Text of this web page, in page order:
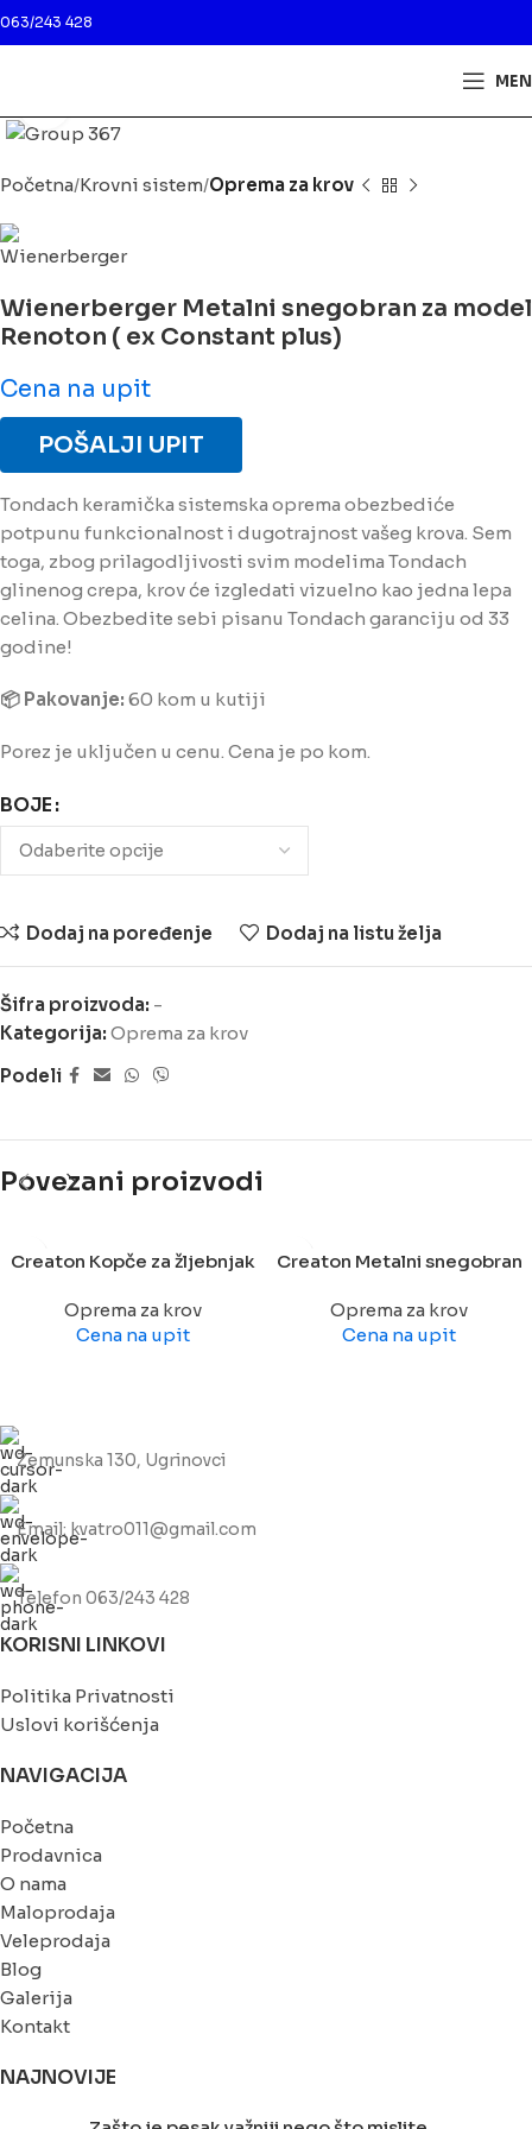
063/243 428
Početna Krovni sistem Oprema za krov
Wienerberger Metalni snegobran za model
Renoton ( ex Constant plus)
Cena na upit
POŠALJI UPIT
Tondach keramička sistemska oprema obezbediće
potpunu funkcionalnost i dugotrajnost vašeg krova. Sem
toga, zbog prilagodljivosti svim modelima Tondach
glinenog crepa, krov će izgledati vizuelno kao jedna lepa
celina. Obezbedite sebi pisanu Tondach garanciju od 33
godine!
📦 Pakovanje: 60 kom u kutiji
Porez je uključen u cenu. Cena je po kom.
BOJE
Dodaj na poređenje Dodaj na listu želja
Šifra proizvoda: -
Kategorija: Oprema za krov
Podeli
Povezani proizvodi
Creaton Kopče za žljebnjak
Oprema za krov
Cena na upit
Creaton Metalni snegobran
Oprema za krov
Cena na upit
Zemunska 130, Ugrinovci
Email: kvatro011@gmail.com
Telefon 063/243 428
KORISNI LINKOVI
Politika Privatnosti
Uslovi korišćenja
NAVIGACIJA
Početna
Prodavnica
O nama
Maloprodaja
Veleprodaja
Blog
Galerija
Kontakt
NAJNOVIJE